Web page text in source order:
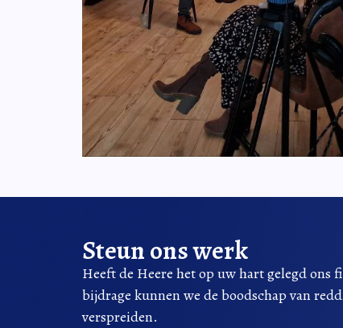
Steun ons werk
Heeft de Heere het op uw hart gelegd ons
bijdrage kunnen we de boodschap van
verspreiden.